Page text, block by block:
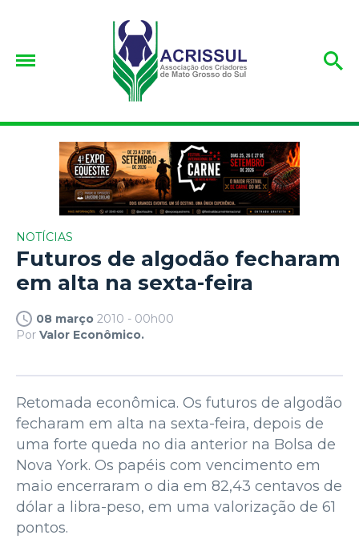
NOTÍCIAS
Futuros de algodão fecharam
em alta na sexta-feira
08 março 2010 - 00h00
Por Valor Econômico.
Retomada econômica. Os futuros de algodão
fecharam em alta na sexta-feira, depois de
uma forte queda no dia anterior na Bolsa de
Nova York. Os papéis com vencimento em
maio encerraram o dia em 82,43 centavos de
dólar a libra-peso, em uma valorização de 61
pontos.